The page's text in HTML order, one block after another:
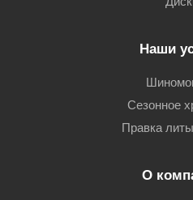
Наши
Сезонное
Правка
О